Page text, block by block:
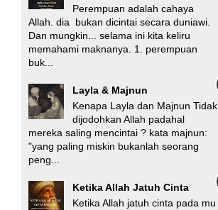
Perempuan adalah cahaya
Allah. dia bukan dicintai secara duniawi.
Dan mungkin... selama ini kita keliru
memahami maknanya. 1. perempuan
buk...
Layla & Majnun
Kenapa Layla dan Majnun Tidak
dijodohkan Allah padahal
mereka saling mencintai ? kata majnun:
"yang paling miskin bukanlah seorang
peng...
Ketika Allah Jatuh Cinta
Ketika Allah jatuh cinta pada mu